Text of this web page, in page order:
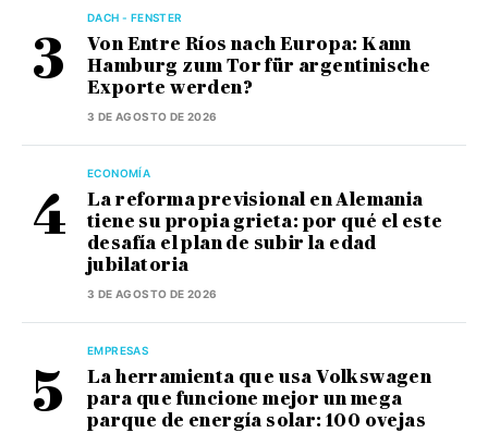
DACH - FENSTER
Von Entre Ríos nach Europa: Kann
Hamburg zum Tor für argentinische
Exporte werden?
3 DE AGOSTO DE 2026
ECONOMÍA
La reforma previsional en Alemania
tiene su propia grieta: por qué el este
desafía el plan de subir la edad
jubilatoria
3 DE AGOSTO DE 2026
EMPRESAS
La herramienta que usa Volkswagen
para que funcione mejor un mega
parque de energía solar: 100 ovejas